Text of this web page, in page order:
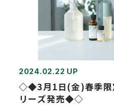
2024.02.22 UP
◇◆3月1日(金)春季限
リーズ発売◆◇